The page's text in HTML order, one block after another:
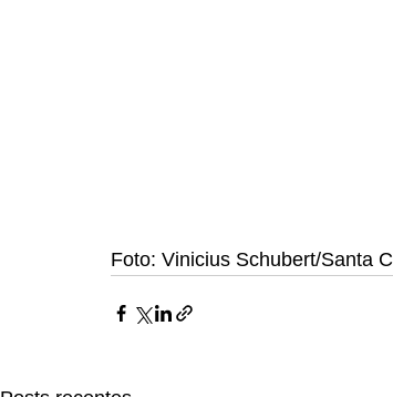
Foto: Vinicius Schubert/Santa